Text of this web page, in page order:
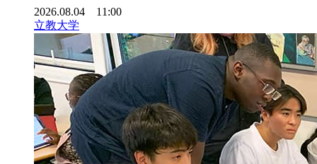
2026.08.04 11:00
立教大学